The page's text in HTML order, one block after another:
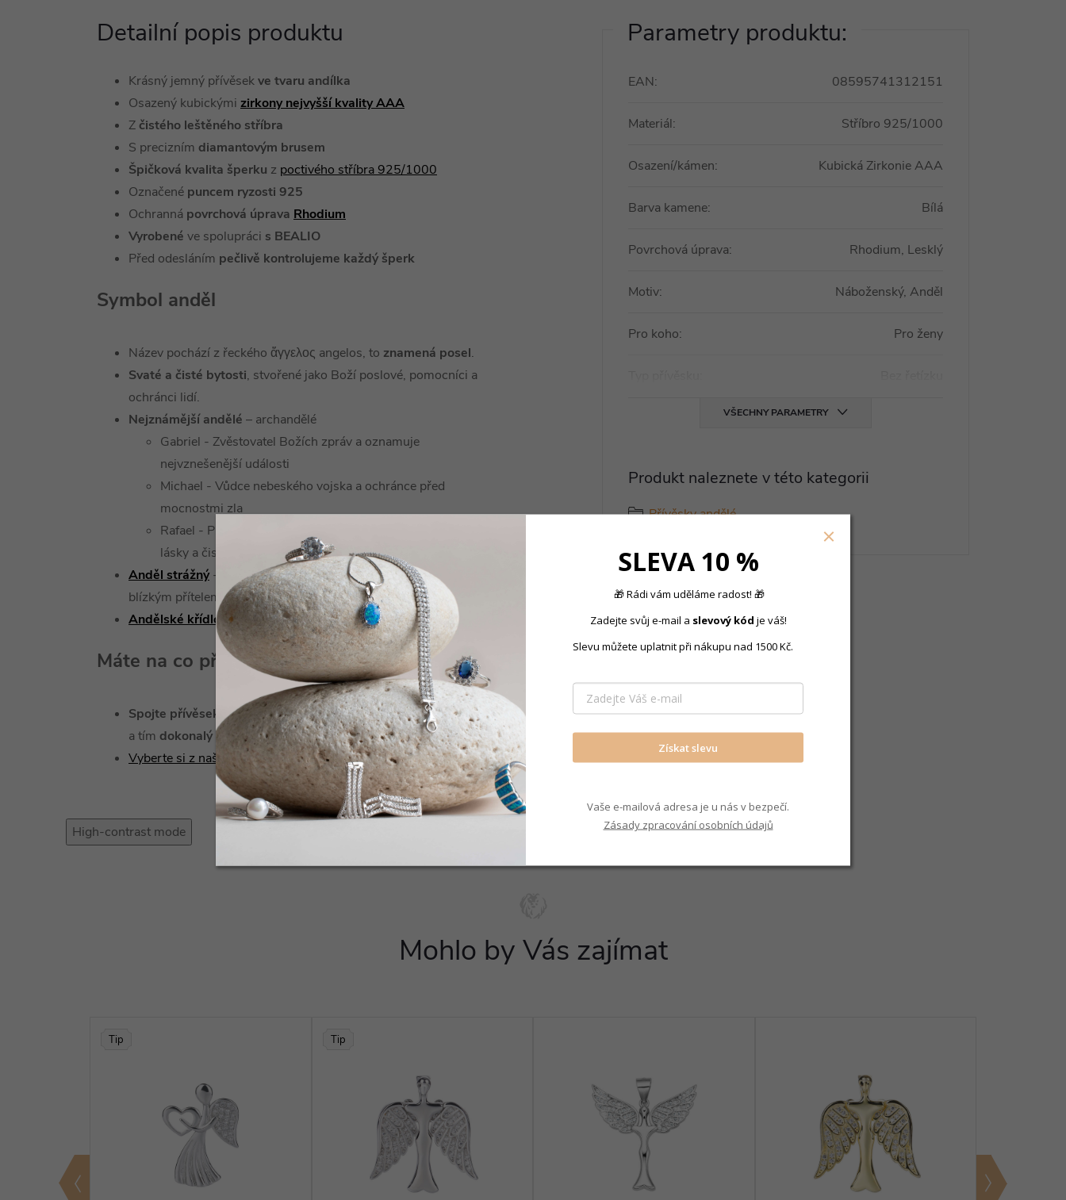
Detailní popis produktu
Krásný jemný přívěsekve tvaru andílka
Osazený kubickými zirkony nejvyšší kvality AAA
Z čistého leštěného stříbra
S precizním diamantovým brusem
Špičková kvalita šperku z poctivého stříbra 925/1000
Označené puncem ryzosti 925
Ochranná povrchová úprava Rhodium
Vyrobené ve spolupráci s BEALIO
Před odesláním pečlivě kontrolujeme každý šperk
Symbol anděl
Název pochází z řeckého ἄγγελος angelos, to znamená posel.
Svaté a čisté bytosti, stvořené jako Boží poslové, pomocníci a
ochránci lidí.
Nejznámější andělé – archandělé
Gabriel - Zvěstovatel Božích zpráv a oznamuje
nejvznešenější události
Michael - Vůdce nebeského vojska a ochránce před
mocnostmi zla
Rafael - Průvodce a ochránce v každodenním životě, anděl
lásky a čistoty
Anděl strážný- je Božím darem pro každého člověka, je naším
blízkým přítelem a ochráncem.
Andělské křídlo - symbol připravenosti, pohotovosti a rychlosti.
Máte na co přívěsek pověsit?
Spojte přívěsek s řetízkem, a vytvořte tak perfektní náhrdelník,
a tím dokonalý dárek.
Vyberte si z naší široké nabídky řetízků pro přívěsky.
Parametry produktu:
EAN: 08595741312151
Materiál: Stříbro 925/1000
Osazení/kámen: Kubická Zirkonie AAA
Barva kamene: Bílá
Povrchová úprava: Rhodium, Lesklý
Motiv: Náboženský, Anděl
Pro koho: Pro ženy
VŠECHNY PARAMETRY
Produkt naleznete v této kategorii
Přívěsky andělé
High-contrast mode
Mohlo by Vás zajímat
Tip Tip
SLEVA 10 %
🎁 Rádi vám uděláme radost! 🎁
Zadejte svůj e-mail a slevový kód je váš!
Slevu můžete uplatnit při nákupu nad 1500 Kč.
Získat slevu
Vaše e-mailová adresa je u nás v bezpečí.
Zásady zpracování osobních údajů